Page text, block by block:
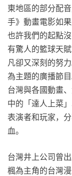
東地區的部分配
手》動畫電影如
也許我們的起點
有驚人的籃球天
凡卻又深刻的努
為主題的廣播節
台灣與各國動畫
中的「達人上菜
表演者和玩家，
血。
台灣井上公司曾
楓為主角的台灣